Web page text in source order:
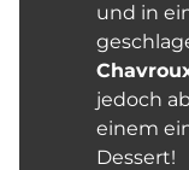
und in
jedoch
einem
Dessert!